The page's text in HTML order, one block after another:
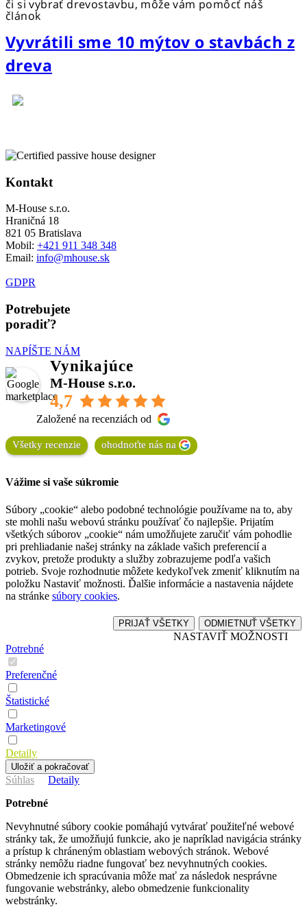
či si vybrať drevostavbu, môže vám pomôcť náš
článok
Vyvrátili sme 10 mýtov o stavbách z
dreva
Kontakt
M-House s.r.o.
Hraničná 18
821 05 Bratislava
Mobil: +421 911 348 348
Email: info@mhouse.sk
GDPR
Potrebujete
poradiť?
NAPÍŠTE NÁM
Vynikajúce
M-House s.r.o.
4,7
Založené na recenziách od
Všetky recenzie ohodnoťte nás na
Vážime si vaše súkromie
Súbory „cookie“ alebo podobné technológie používame na to, aby
ste mohli našu webovú stránku používať čo najlepšie. Prijatím
všetkých súborov „cookie“ nám umožňujete zaručiť vám pohodlie
pri prehliadanie našej stránky na základe vašich preferencií a
zvykov, pretože produkty a služby zobrazujeme podľa vašich
potrieb. Svoje rozhodnutie môžete kedykoľvek zmeniť kliknutím na
položku Nastaviť možnosti. Ďalšie informácie a nastavenia nájdete
na stránke súbory cookies.
PRIJAŤ VŠETKY ODMIETNUŤ VŠETKY
NASTAVIŤ MOŽNOSTI
Potrebné
Preferenčné
Štatistické
Marketingové
Detaily
Uložiť a pokračovať
Súhlas
Detaily
Potrebné
Nevyhnutné súbory cookie pomáhajú vytvárať použiteľné webové
stránky tak, že umožňujú funkcie, ako je napríklad navigácia stránky
a prístup k chráneným oblastiam webových stránok. Webové
stránky nemôžu riadne fungovať bez nevyhnutných cookies.
Obmedzenie ich spracúvania môže mať za následok nesprávne
fungovanie webstránky, alebo obmedzenie funkcionality
webstránky.